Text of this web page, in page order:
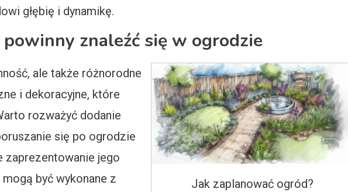
głębię i dynamikę.
znaleźć się w ogrodzie
Jak zaplanować ogród?
ale także różnorodne
i dekoracyjne, które
rozważyć dodanie
się po ogrodzie
zaprezentowanie jego
być wykonane z